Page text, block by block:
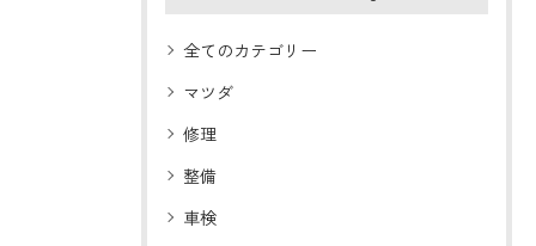
全てのカテゴリー
マツダ
修理
整備
車検